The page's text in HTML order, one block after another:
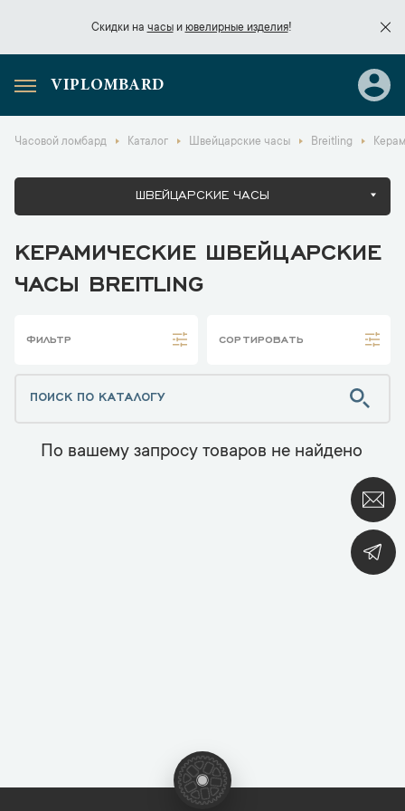
Скидки на часыи ювелирные изделия!
Скидки начасы
VIPLOMBARD
Часовой ломбард Каталог Швейцарские часы Breitling
ШВЕЙЦАРСКИЕ ЧАСЫ
КЕРАМИЧЕСКИЕ ШВЕЙЦАРСКИЕ
ЧАСЫ BREITLING
ФИЛЬТР СОРТИРОВАТЬ
По вашему запросу товаров не найдено